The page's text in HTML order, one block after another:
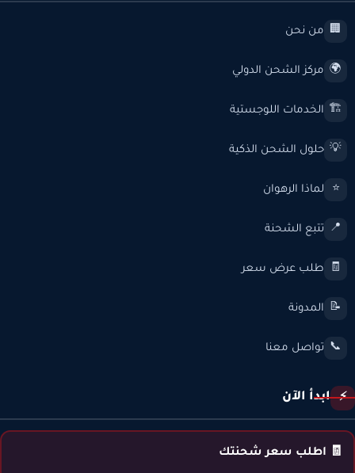
🏢 من نحن
🌍 مركز الشحن الدولي
🏗️ الخدمات اللوجستية
💡 حلول الشحن الذكية
⭐ لماذا الرهوان
📍 تتبع الشحنة
🧾 طلب عرض سعر
📝 المدونة
📞 تواصل معنا
⚡ ابدأ الآن
🧾 اطلب سعر شحنتك